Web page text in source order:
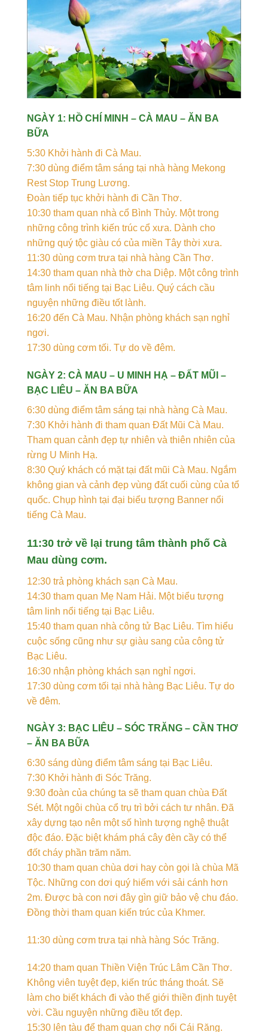
NGÀY 1: HỒ CHÍ MINH – CÀ MAU – ĂN BA
BỮA
5:30 Khởi hành đi Cà Mau.
7:30 dùng điểm tâm sáng tại nhà hàng Mekong
Rest Stop Trung Lương.
Đoàn tiếp tục khởi hành đi Cần Thơ.
10:30 tham quan nhà cổ Bình Thủy. Một trong
những công trình kiến trúc cổ xưa. Dành cho
những quý tộc giàu có của miền Tây thời xưa.
11:30 dùng cơm trưa tại nhà hàng Cần Thơ.
14:30 tham quan nhà thờ cha Diệp. Một công trình
tâm linh nổi tiếng tại Bạc Liêu. Quý cách cầu
nguyện những điều tốt lành.
16:20 đến Cà Mau. Nhận phòng khách sạn nghỉ
ngơi.
17:30 dùng cơm tối. Tự do về đêm.
NGÀY 2: CÀ MAU – U MINH HẠ – ĐẤT MŨI –
BẠC LIÊU – ĂN BA BỮA
6:30 dùng điểm tâm sáng tại nhà hàng Cà Mau.
7:30 Khởi hành đi tham quan Đất Mũi Cà Mau.
Tham quan cảnh đẹp tự nhiên và thiên nhiên của
rừng U Minh Hạ.
8:30 Quý khách có mặt tại đất mũi Cà Mau. Ngắm
không gian và cảnh đẹp vùng đất cuối cùng của tổ
quốc. Chụp hình tại đại biểu tượng Banner nổi
tiếng Cà Mau.
11:30 trở về lại trung tâm thành phố Cà
Mau dùng cơm.
12:30 trả phòng khách sạn Cà Mau.
14:30 tham quan Mẹ Nam Hải. Một biểu tượng
tâm linh nổi tiếng tại Bạc Liêu.
15:40 tham quan nhà công tử Bạc Liêu. Tìm hiểu
cuộc sống cũng như sự giàu sang của công tử
Bạc Liêu.
16:30 nhận phòng khách sạn nghỉ ngơi.
17:30 dùng cơm tối tại nhà hàng Bạc Liêu. Tự do
về đêm.
NGÀY 3: BẠC LIÊU – SÓC TRĂNG – CẦN THƠ
– ĂN BA BỮA
6:30 sáng dùng điểm tâm sáng tại Bạc Liêu.
7:30 Khởi hành đi Sóc Trăng.
9:30 đoàn của chúng ta sẽ tham quan chùa Đất
Sét. Một ngôi chùa cổ trụ trì bởi cách tư nhân. Đã
xây dựng tạo nên một số hình tượng nghệ thuật
độc đáo. Đặc biệt khám phá cây đèn cầy có thể
đốt cháy phần trăm năm.
10:30 tham quan chùa dơi hay còn gọi là chùa Mã
Tộc. Những con dơi quý hiếm với sải cánh hơn
2m. Được bà con nơi đây gìn giữ bảo vệ chu đáo.
Đồng thời tham quan kiến trúc của Khmer.
11:30 dùng cơm trưa tại nhà hàng Sóc Trăng.
14:20 tham quan Thiền Viện Trúc Lâm Cần Thơ.
Không viên tuyệt đẹp, kiến trúc tháng thoát. Sẽ
làm cho biết khách đi vào thế giới thiền định tuyệt
vời. Cầu nguyện những điều tốt đẹp.
15:30 lên tàu để tham quan chợ nổi Cái Răng.